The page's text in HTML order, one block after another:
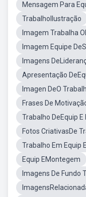
Mensagem Para
TrabalhoIlustração
Imagem Trabalha
Imagem Equipe
Imagens
Apresentação
Imagen DeO
Frases De
Trabalho DeEquip E
Fotos CriativasDe
Trabalho Em Equip
Equip EMontegem
Imagens De Fundo